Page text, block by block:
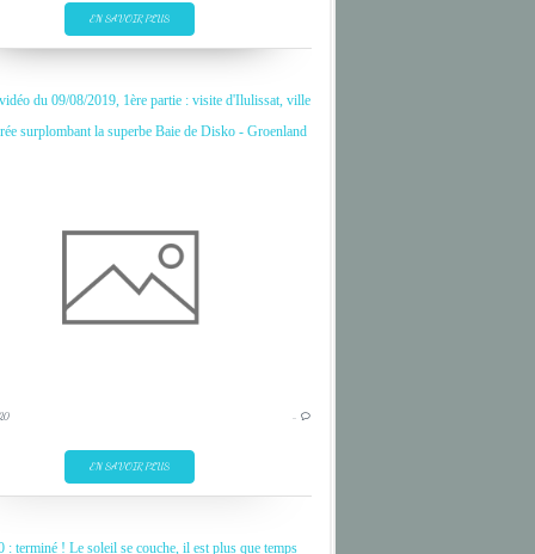
EN SAVOIR PLUS
MACROPHOTOGRAPHIE
du 09/08/2019, 1ère partie : visite d'Ilulissat, ville
surplombant la superbe Baie de Disko - Groenland
…
EN SAVOIR PLUS
: terminé ! Le soleil se couche, il est plus que temps